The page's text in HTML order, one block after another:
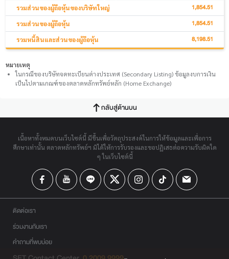
รวมส่วนของผู้ถือหุ้นของบริษัทใหญ่ 1,854.51
รวมส่วนของผู้ถือหุ้น 1,854.51
รวมหนี้สินและส่วนของผู้ถือหุ้น 8,198.51
หมายเหตุ
ในกรณีของบริษัทจดทะเบียนต่างประเทศ (Secondary Listing) ข้อมูลงบการเงิน
เป็นไปตามเกณฑ์ของตลาดหลักทรัพย์หลัก (Home Exchange)
กลับสู่ด้านบน
เนื้อหาทั้งหมดบนเว็บไซต์นี้ มีขึ้นเพื่อวัตถุประสงค์ในการให้ข้อมูลและเพื่อการ
ศึกษาเท่านั้น ตลาดหลักทรัพย์ฯ มิได้ให้การรับรองและขอปฏิเสธต่อความรับผิดใด
ๆ ในเว็บไซต์นี้
ติดต่อเรา
ร่วมงานกับเรา
คำถามที่พบบ่อย